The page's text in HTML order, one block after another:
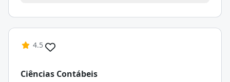
4.5
Ciências Contábeis